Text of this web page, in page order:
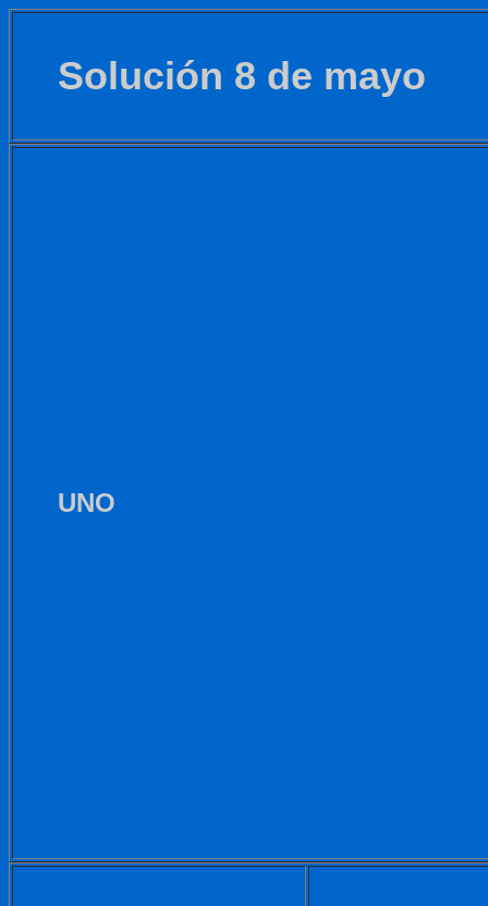
Solución 8 de mayo
UNO